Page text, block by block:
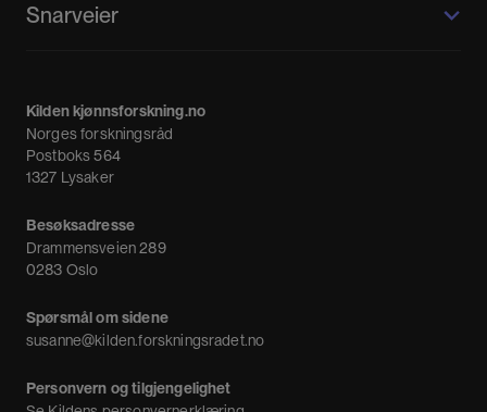
Kvinnehistorie.no
Snarveier
Nyheter
Nyhetsbrev
Kilden kjønnsforskning.no
Norges forskningsråd
Postboks 564
1327 Lysaker
Besøksadresse
Drammensveien 289
0283 Oslo
Spørsmål om sidene
susanne@kilden.forskningsradet.no
Personvern og tilgjengelighet